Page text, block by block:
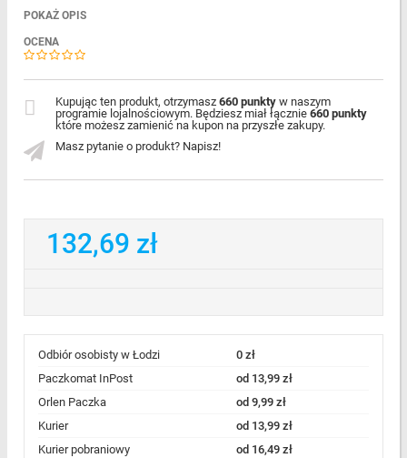
POKAŻ OPIS
OCENA
Masz pytanie o produkt? Napisz!
Kupując ten produkt, otrzymasz 660 punkty w naszym
programie lojalnościowym. Będziesz miał łącznie 660 punkty
które możesz zamienić na kupon na przyszłe zakupy.
132,69 zł
Odbiór osobisty w Łodzi
0 zł
Paczkomat InPost
od 13,99 zł
Orlen Paczka
od 9,99 zł
Kurier
od 13,99 zł
Kurier pobraniowy
od 16,49 zł